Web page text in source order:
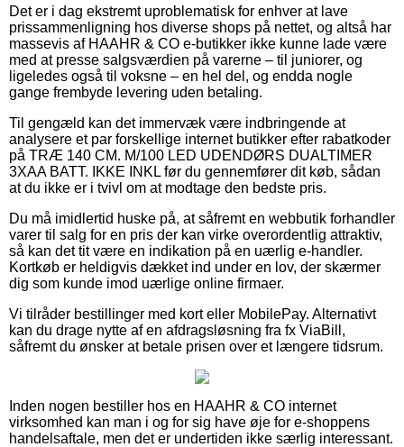
Det er i dag ekstremt uproblematisk for enhver at lave
prissammenligning hos diverse shops på nettet, og altså har
massevis af HAAHR & CO e-butikker ikke kunne lade være
med at presse salgsværdien på varerne – til juniorer, og
ligeledes også til voksne – en hel del, og endda nogle
gange frembyde levering uden betaling.
Til gengæld kan det immervæk være indbringende at
analysere et par forskellige internet butikker efter rabatkoder
på TRÆ 140 CM. M/100 LED UDENDØRS DUALTIMER
3XAA BATT. IKKE INKL før du gennemfører dit køb, sådan
at du ikke er i tvivl om at modtage den bedste pris.
Du må imidlertid huske på, at såfremt en webbutik forhandler
varer til salg for en pris der kan virke overordentlig attraktiv,
så kan det tit være en indikation på en uærlig e-handler.
Kortkøb er heldigvis dækket ind under en lov, der skærmer
dig som kunde imod uærlige online firmaer.
Vi tilråder bestillinger med kort eller MobilePay. Alternativt
kan du drage nytte af en afdragsløsning fra fx ViaBill,
såfremt du ønsker at betale prisen over et længere tidsrum.
Inden nogen bestiller hos en HAAHR & CO internet
virksomhed kan man i og for sig have øje for e-shoppens
handelsaftale, men det er undertiden ikke særlig interessant.